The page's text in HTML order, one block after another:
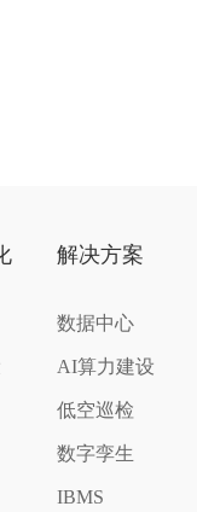
解决方案
数据中心
AI算力建设
低空巡检
数字孪生
IBMS